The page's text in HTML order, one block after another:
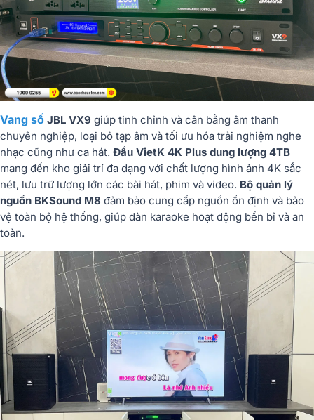
Vang số JBL VX9 giúp tinh chỉnh và cân bằng âm thanh
chuyên nghiệp, loại bỏ tạp âm và tối ưu hóa trải nghiệm nghe
nhạc cũng như ca hát. Đầu VietK 4K Plus dung lượng 4TB
mang đến kho giải trí đa dạng với chất lượng hình ảnh 4K sắc
nét, lưu trữ lượng lớn các bài hát, phim và video. Bộ quản lý
nguồn BKSound M8 đảm bảo cung cấp nguồn ổn định và bảo
vệ toàn bộ hệ thống, giúp dàn karaoke hoạt động bền bỉ và an
toàn.